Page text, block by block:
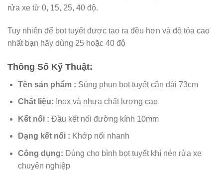
rửa xe từ 0, 15, 25, 40 độ.
Tuy nhiên để bọt tuyết được tạo ra đều hơn và độ tỏa cao
nhất bạn hãy dùng 25 hoặc 40 độ
Thông Số Kỹ Thuật:
Tên sản phẩm : Súng phun bọt tuyết cần dài 73cm
Chất liệu: Inox và nhựa chất lượng cao
Kết nối : Đầu kết nối đường kính 10mm
Dạng kết nối : Khớp nối nhanh
Công dụng: Dùng cho bình bọt tuyết khí nén rửa xe
chuyên nghiệp